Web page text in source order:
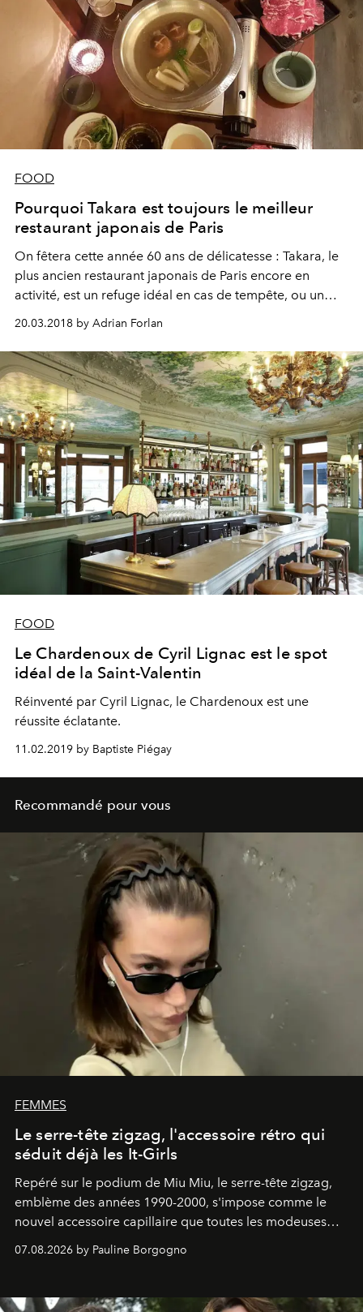
FOOD
Pourquoi Takara est toujours le meilleur
restaurant japonais de Paris
On fêtera cette année 60 ans de délicatesse : Takara, le
plus ancien restaurant japonais de Paris encore en
activité, est un refuge idéal en cas de tempête, ou un
cocon pour bonheur parfait.
20.03.2018 by Adrian Forlan
FOOD
Le Chardenoux de Cyril Lignac est le spot
idéal de la Saint-Valentin
Réinventé par Cyril Lignac, le Chardenoux est une
réussite éclatante.
11.02.2019 by Baptiste Piégay
Recommandé pour vous
FEMMES
Le serre-tête zigzag, l'accessoire rétro qui
séduit déjà les It-Girls
Repéré sur le podium de Miu Miu, le serre-tête zigzag,
emblème des années 1990-2000, s'impose comme le
nouvel accessoire capillaire que toutes les modeuses
s'arrachent déjà.
07.08.2026 by Pauline Borgogno